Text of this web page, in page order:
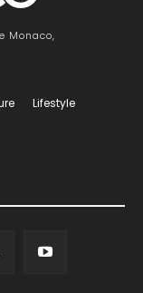
Monaco,
Lifestyle